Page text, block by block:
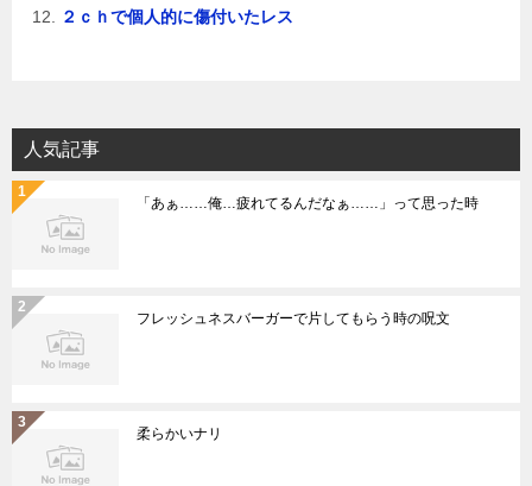
２ｃｈで個人的に傷付いたレス
人気記事
「あぁ……俺…疲れてるんだなぁ……」って思った時
フレッシュネスバーガーで片してもらう時の呪文
柔らかいナリ